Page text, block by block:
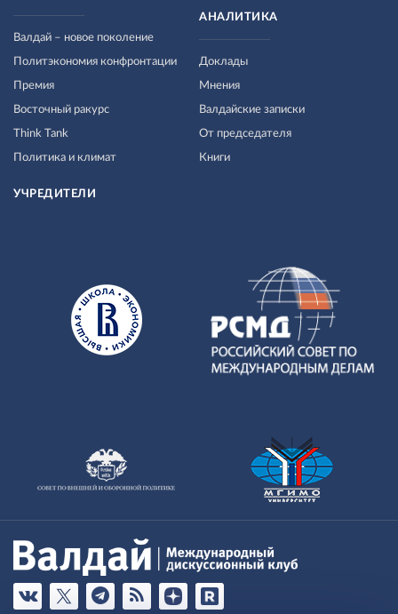
Валдай – новое поколение
Политэкономия конфронтации
Премия
Восточный ракурс
Think Tank
Политика и климат
АНАЛИТИКА
Доклады
Мнения
Валдайские записки
От председателя
Книги
УЧРЕДИТЕЛИ